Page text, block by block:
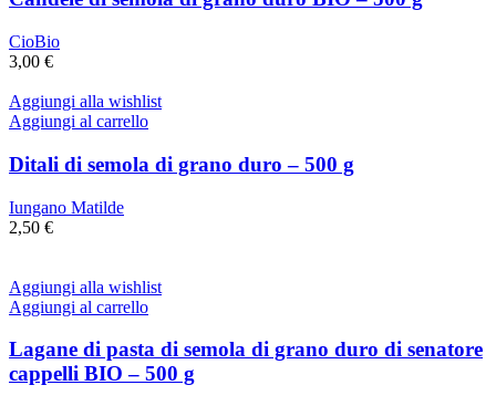
CioBio
3,00 €
Aggiungi alla wishlist
Aggiungi al carrello
Ditali di semola di grano duro – 500 g
Iungano Matilde
2,50 €
Aggiungi alla wishlist
Aggiungi al carrello
Lagane di pasta di semola di grano duro di senatore
cappelli BIO – 500 g